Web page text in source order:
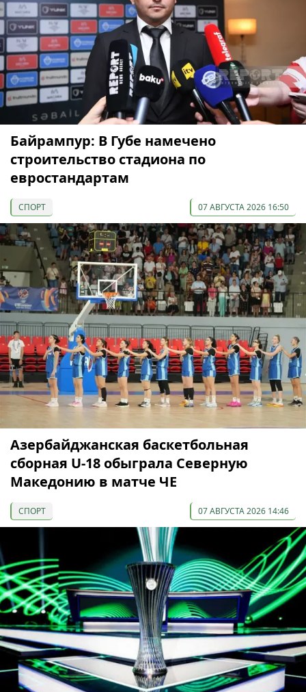
Байрампур: В Губе намечено
строительство стадиона по
евростандартам
СПОРТ 07 АВГУСТА 2026 16:50
Азербайджанская баскетбольная
сборная U-18 обыграла Северную
Македонию в матче ЧЕ
СПОРТ 07 АВГУСТА 2026 14:46